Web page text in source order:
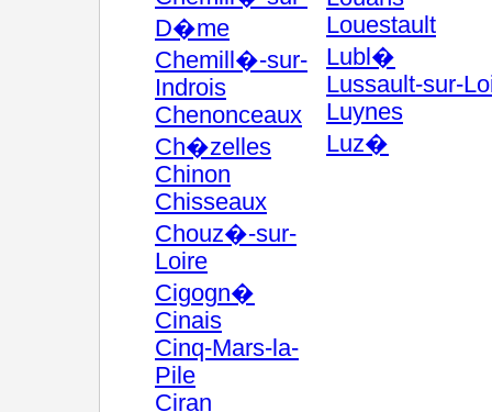
D�me
Chemill�-sur-
Indrois
Chenonceaux
Ch�zelles
Chinon
Chisseaux
Chouz�-sur-
Loire
Cigogn�
Cinais
Cinq-Mars-la-
Pile
Ciran
Louestault
Lubl�
Lussault-sur-
Luynes
Luz�